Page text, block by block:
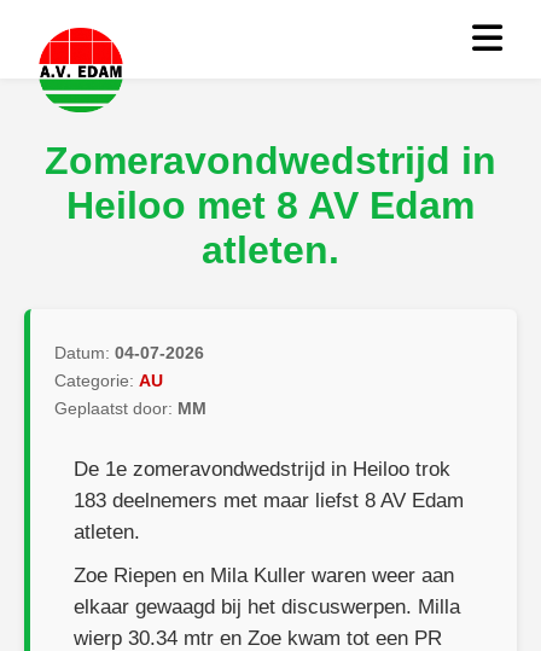
Zomeravondwedstrijd in
Heiloo met 8 AV Edam
atleten.
Datum: 04-07-2026
Categorie: AU
Geplaatst door: MM
De 1e zomeravondwedstrijd in Heiloo trok
183 deelnemers met maar liefst 8 AV Edam
atleten.
Zoe Riepen en Mila Kuller waren weer aan
elkaar gewaagd bij het discuswerpen. Milla
wierp 30.34 mtr en Zoe kwam tot een PR